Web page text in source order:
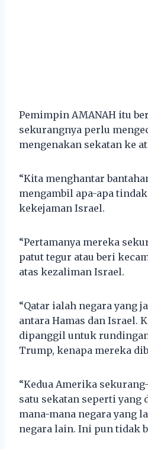
Pemimpin AMANAH itu
sekurangnya perlu
mengenakan sekatan ke
“Kita menghantar
mengambil apa-apa
kekejaman Israel.
“Pertamanya mereka
patut tegur atau beri
atas kezaliman Israel.
“Qatar ialah negara yang
antara Hamas dan Israel.
dipanggil untuk
Trump, kenapa mereka
“Kedua Amerika
satu sekatan seperti yang
mana-mana negara yang
negara lain. Ini pun tidak